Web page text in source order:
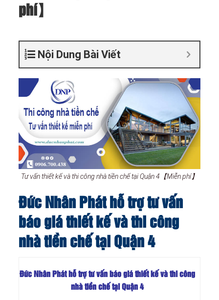
phí】
Nội Dung Bài Viết
Tư vấn thiết kế và thi công nhà tiền chế tại Quận 4【Miễn phí】
Đức Nhân Phát hỗ trợ tư vấn
báo giá thiết kế và thi công
nhà tiền chế tại Quận 4
Đức Nhân Phát hỗ trợ tư vấn báo giá thiết kế và thi công
nhà tiền chế tại Quận 4